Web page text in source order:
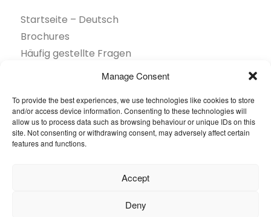
Manage Consent
To provide the best experiences, we use technologies like cookies to store
and/or access device information. Consenting to these technologies will
allow us to process data such as browsing behaviour or unique IDs on this
site. Not consenting or withdrawing consent, may adversely affect certain
features and functions.
Accept
Deny
Startseite – Deutsch
Brochures
Häufig gestellte Fragen
Kontakt
Nachhaltigkeit
Unsere Projekte